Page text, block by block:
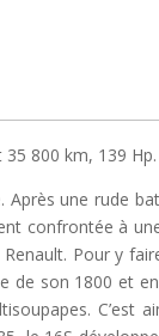
35 800 km, 139 Hp.
Après une rude
confrontée à
Pour y
de son 1800 et
C’est